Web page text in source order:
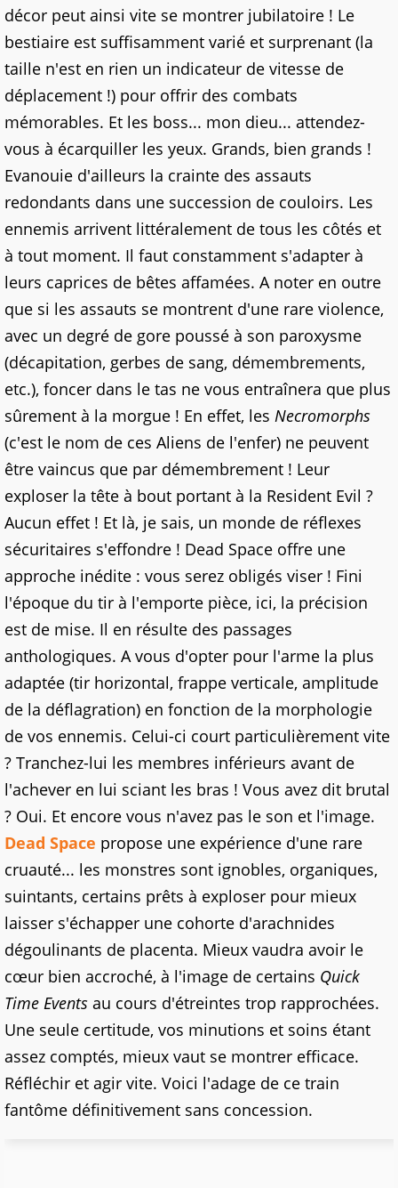
décor peut ainsi vite se montrer jubilatoire ! Le
bestiaire est suffisamment varié et surprenant (la
taille n'est en rien un indicateur de vitesse de
déplacement !) pour offrir des combats
mémorables. Et les boss... mon dieu... attendez-
vous à écarquiller les yeux. Grands, bien grands !
Evanouie d'ailleurs la crainte des assauts
redondants dans une succession de couloirs. Les
ennemis arrivent littéralement de tous les côtés et
à tout moment. Il faut constamment s'adapter à
leurs caprices de bêtes affamées. A noter en outre
que si les assauts se montrent d'une rare violence,
avec un degré de gore poussé à son paroxysme
(décapitation, gerbes de sang, démembrements,
etc.), foncer dans le tas ne vous entraînera que plus
sûrement à la morgue ! En effet, les Necromorphs
(c'est le nom de ces Aliens de l'enfer) ne peuvent
être vaincus que par démembrement ! Leur
exploser la tête à bout portant à la Resident Evil ?
Aucun effet ! Et là, je sais, un monde de réflexes
sécuritaires s'effondre ! Dead Space offre une
approche inédite : vous serez obligés viser ! Fini
l'époque du tir à l'emporte pièce, ici, la précision
est de mise. Il en résulte des passages
anthologiques. A vous d'opter pour l'arme la plus
adaptée (tir horizontal, frappe verticale, amplitude
de la déflagration) en fonction de la morphologie
de vos ennemis. Celui-ci court particulièrement vite
? Tranchez-lui les membres inférieurs avant de
l'achever en lui sciant les bras ! Vous avez dit brutal
? Oui. Et encore vous n'avez pas le son et l'image.
Dead Space propose une expérience d'une rare
cruauté... les monstres sont ignobles, organiques,
suintants, certains prêts à exploser pour mieux
laisser s'échapper une cohorte d'arachnides
dégoulinants de placenta. Mieux vaudra avoir le
cœur bien accroché, à l'image de certains Quick
Time Events au cours d'étreintes trop rapprochées.
Une seule certitude, vos minutions et soins étant
assez comptés, mieux vaut se montrer efficace.
Réfléchir et agir vite. Voici l'adage de ce train
fantôme définitivement sans concession.